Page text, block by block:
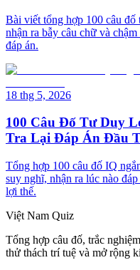
Bài viết tổng hợp 100 câu
nhận ra bẫy câu chữ và
đáp án.
18 thg 5, 2026
100 Câu Đố Tư Duy
Tra Lại Đáp Án Đầu
Tổng hợp 100 câu đố IQ
suy nghĩ, nhận ra lúc nào
lợi thế.
Việt Nam Quiz
Tổng hợp câu đố, trắc
thử thách trí tuệ và mở rộng